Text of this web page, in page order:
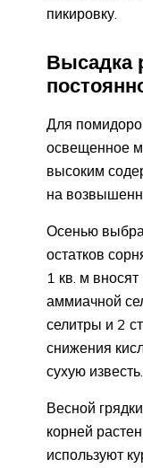
пикировку.
Высадка
Для
освещенное
высоким
на
Осенью
остатков
1 кв. м
аммиачной
селитры и 2
снижения
сухую известь.
Весной
корней
используют